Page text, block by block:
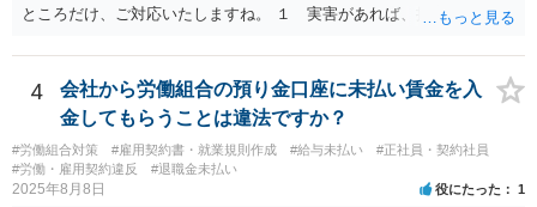
ところだけ、ご対応いたしますね。 １ 実害があれば、損害賠償請求
限らないです。損害賠償請求は可能ですが、損害との因果関係の立証
が容易ではないと思われます。客観的証拠が不可欠です。 ２ 休職期
間満了による退職・解雇について無効だと争える可能性が高いです。
法的責任をきちんと追及されたい場合には、労務管理と労働法にかな
り詳しく、上記に関係した法理等にも通じた弁護士等に相談し、法的
に正確に分析してもらい、今後の対応を検討するべきです。良い解決
4
会社から労働組合の預り金口座に未払い賃金を入
金してもらうことは違法ですか？
#労働組合対策 #雇用契約書・就業規則作成 #給与未払い
#正社員・契約社員
#労働・雇用契約違反
#退職金未払い
2025年8月8日 役にたった 1